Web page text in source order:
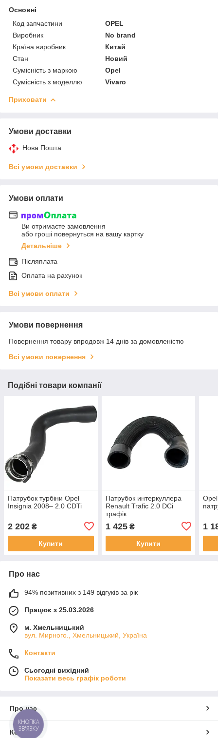
Основні
Код запчастини
OPEL
Виробник
No brand
Країна виробник
Китай
Стан
Новий
Сумісність з маркою
Opel
Сумісність з моделлю
Vivaro
Приховати
Умови доставки
Нова Пошта
Всі умови доставки
Умови оплати
Ви отримаєте замовлення
або гроші повернуться на вашу картку
Детальніше
Післяплата
Оплата на рахунок
Всі умови оплати
Умови повернення
Повернення товару впродовж 14 днів за домовленістю
Всі умови повернення
Подібні товари компанії
Патрубок турбіни Opel
Insignia 2008– 2.0 CDTi
2 202 ₴
Купити
Патрубок интеркуллера
Renault Trafic 2.0 DCi
трафік
1 425₴
Купити
1
Про нас
94% позитивних з 149 відгуків за рік
Працює з 25.03.2026
м. Хмельницький
вул. Мирного., Хмельницький, Україна
Контакти
Сьогодні вихідний
Показати весь графік роботи
Про нас
Контакти
КНОПКА
ЗВ'ЯЗКУ